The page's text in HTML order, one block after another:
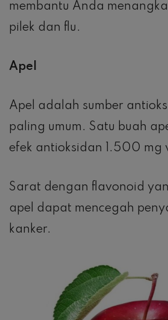
membantu Anda
pilek dan flu.
Apel
Apel adalah sumber
paling umum. Satu buah
efek antioksidan 1.500 mg
Sarat dengan flavonoid
apel dapat mencegah
kanker.